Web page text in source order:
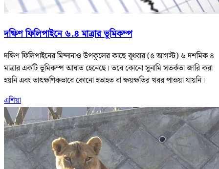
দক্ষিণ ফিলিপাইনে ৬.৪ মাত্রার ভূমিকম্প
দক্ষিণ ফিলিপাইনের মিন্দানাও উপকূলের কাছে বুধবার (৫ আগস্ট) ৬ দশমিক ৪
মাত্রার একটি ভূমিকম্প আঘাত হেনেছে। তবে কোনো সুনামি সতর্কতা জারি করা
হয়নি এবং তাৎক্ষণিকভাবে কোনো হতাহত বা ক্ষয়ক্ষতির খবর পাওয়া যায়নি।
এশিয়া